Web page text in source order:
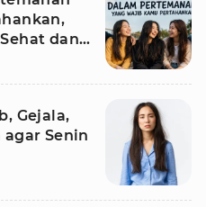
dan
Gejala,
Senin